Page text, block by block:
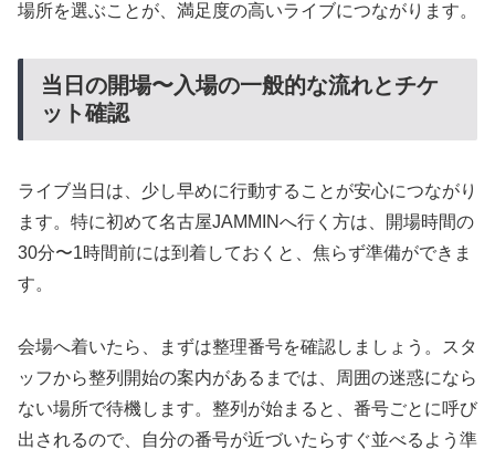
場所を選ぶことが、満足度の高いライブにつながります。
当日の開場〜入場の一般的な流れとチケ
ット確認
ライブ当日は、少し早めに行動することが安心につながり
ます。特に初めて名古屋JAMMINへ行く方は、開場時間の
30分〜1時間前には到着しておくと、焦らず準備ができま
す。
会場へ着いたら、まずは整理番号を確認しましょう。スタ
ッフから整列開始の案内があるまでは、周囲の迷惑になら
ない場所で待機します。整列が始まると、番号ごとに呼び
出されるので、自分の番号が近づいたらすぐ並べるよう準